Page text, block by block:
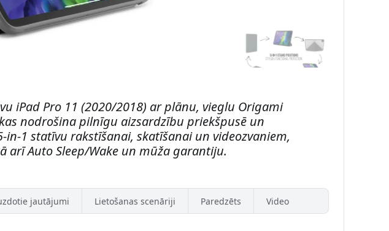
iPad Pro 11 (2020/2018) ar plānu, vieglu Origami
nodrošina pilnīgu aizsardzību priekšpusē un
in-1 statīvu rakstīšanai, skatīšanai un videozvaniem,
arī Auto Sleep/Wake un mūža garantiju.
jautājumi Lietošanas scenāriji Paredzēts Video